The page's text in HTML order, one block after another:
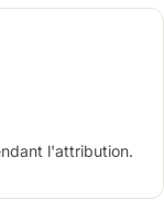
l'attribution.